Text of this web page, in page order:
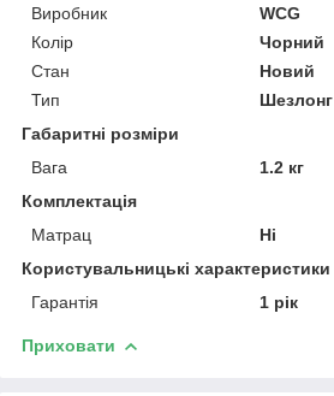
Виробник
WCG
Колір
Чорний
Стан
Новий
Тип
Шезлонг
Габаритні розміри
Вага
1.2 кг
Комплектація
Матрац
Ні
Користувальницькі характеристики
Гарантія
1 рік
Приховати